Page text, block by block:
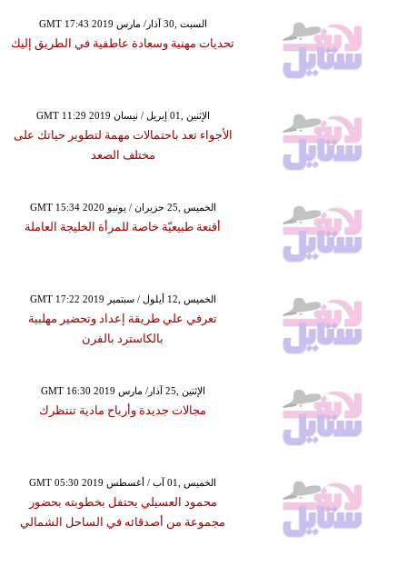
GMT 17:43 2019 السبت ,30 آذار/ مارس
تحديات مهنية وسعادة عاطفية في الطريق إليك
GMT 11:29 2019 الإثنين ,01 إبريل / نيسان
الأجواء تعد باحتمالات مهمة لتطوير حياتك على
مختلف الصعد
GMT 15:34 2020 الخميس ,25 حزيران / يونيو
أقنعة طبيعيّة خاصة للمرأة الخليجة العاملة
GMT 17:22 2019 الخميس ,12 أيلول / سبتمبر
تعرفي علي طريقة إعداد وتحضير مهلبية
بالكاسترد بالفرن
GMT 16:30 2019 الإثنين ,25 آذار/ مارس
مجالات جديدة وأرباح مادية تنتظرك
GMT 05:30 2019 الخميس ,01 آب / أغسطس
محمود العسيلي يحتفل بخطوبته بحضور
مجموعة من أصدقائه في الساحل الشمالي